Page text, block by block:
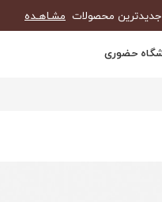
جدیدترین محصولات مشـاهـده
حضوری